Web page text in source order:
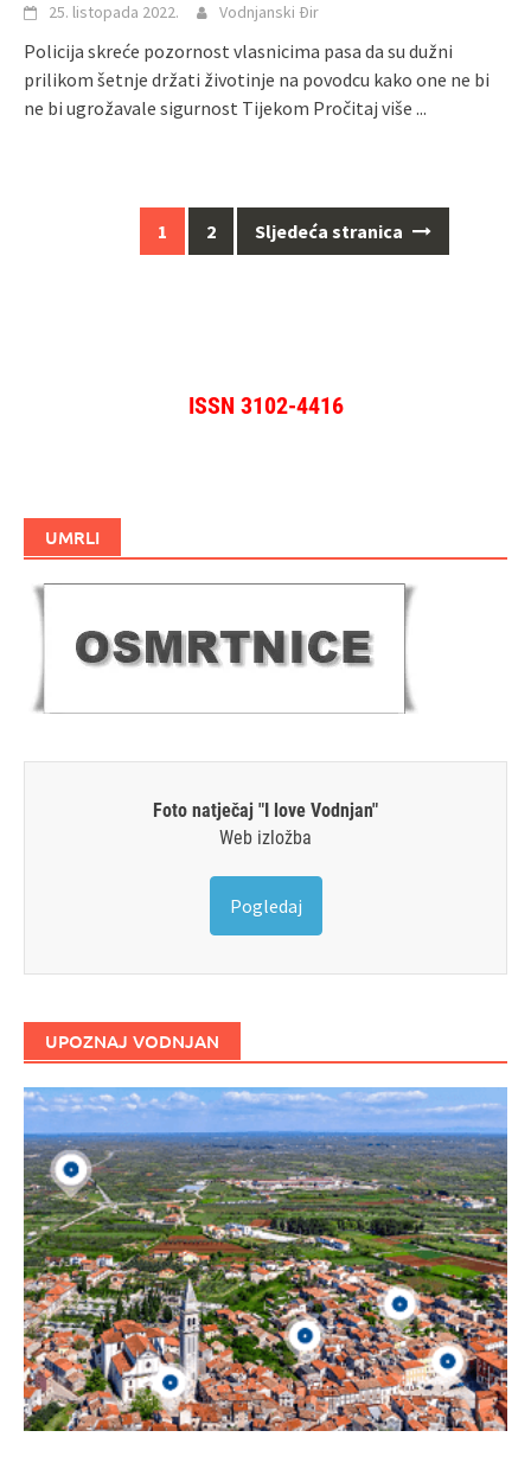
25. listopada 2022. Vodnjanski Đir
Policija skreće pozornost vlasnicima pasa da su dužni
prilikom šetnje držati životinje na povodcu kako one ne bi
ne bi ugrožavale sigurnost Tijekom Pročitaj više ...
1 2 Sljedeća stranica
ISSN 3102-4416
UMRLI
Foto natječaj "I love Vodnjan"
Web izložba
Pogledaj
UPOZNAJ VODNJAN